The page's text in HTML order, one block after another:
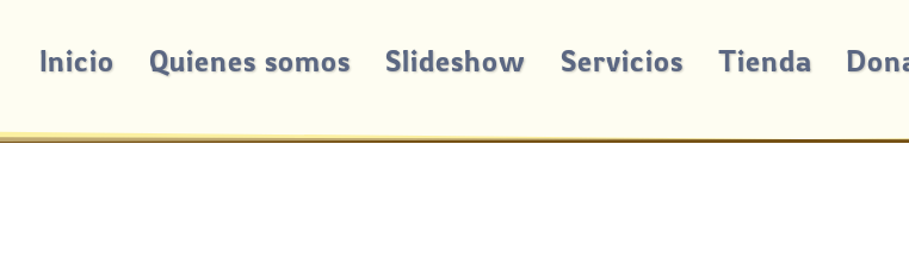
Inicio Quienes somos Slideshow Servicios Tienda